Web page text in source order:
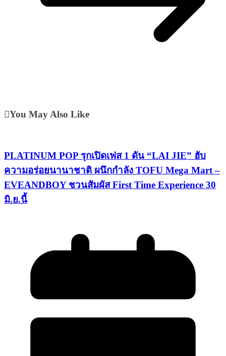
You May Also Like
PLATINUM POP รุกเปิดเฟส 1 ดัน “LAI JIE” ฮับ
ความอร่อยนานาชาติ ผนึกกำลัง TOFU Mega Mart –
EVEANDBOY ชวนสัมผัส First Time Experience 30
มิ.ย.นี้